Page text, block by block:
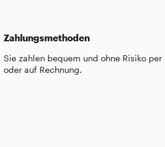
Zahlungsmethoden
Sie zahlen bequem und ohne Risiko per
oder auf Rechnung.